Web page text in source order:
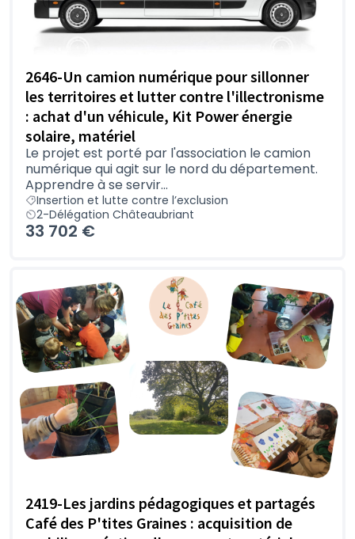
2646-Un camion numérique pour sillonner
les territoires et lutter contre l'illectronisme
: achat d'un véhicule, Kit Power énergie
solaire, matériel
Le projet est porté par l'association le camion
numérique qui agit sur le nord du département.
Apprendre à se servir...
Insertion et lutte contre l’exclusion
2-Délégation Châteaubriant
33 702 €
2419-Les jardins pédagogiques et partagés
Café des P'tites Graines : acquisition de